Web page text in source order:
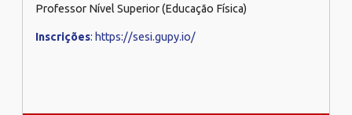
Professor Nível Superior (Educação Física)
Inscrições: https://sesi.gupy.io/